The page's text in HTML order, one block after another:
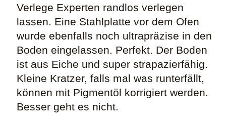
Verlege Experten randlos verlegen
lassen. Eine Stahlplatte vor dem Ofen
wurde ebenfalls noch ultrapräzise in den
Boden eingelassen. Perfekt. Der Boden
ist aus Eiche und super strapazierfähig.
Kleine Kratzer, falls mal was runterfällt,
können mit Pigmentöl korrigiert werden.
Besser geht es nicht.